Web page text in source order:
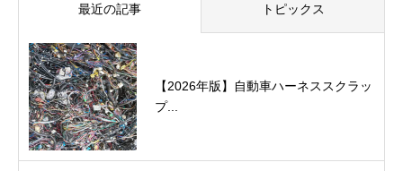
最近の記事 トピックス
【2026年版】自動車ハーネススクラッ
プ...